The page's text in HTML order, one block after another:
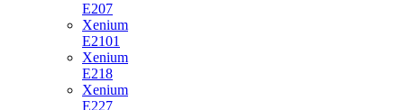
E207
Xenium
E2101
Xenium
E218
Xenium
E227